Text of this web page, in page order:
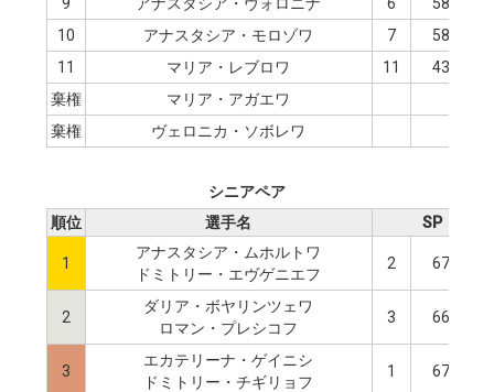
10
アナスタシア・モロゾワ 7
58.03
11
マリア・レブロワ 11
43.72
棄権
マリア・アガエワ
棄権
ヴェロニカ・ソボレワ
シニアペア
順位
選手名 SP
1
アナスタシア・ムホルトワ
ドミトリー・エヴゲニエフ
2 67.20
2
ダリア・ボヤリンツェワ
ロマン・プレシコフ
3 66.35
3
エカテリーナ・ゲイニシ
ドミトリー・チギリョフ
1 67.60